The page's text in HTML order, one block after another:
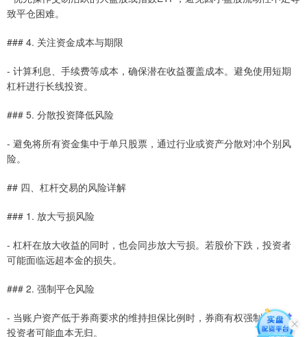
致平仓困难。
### 4. 关注资金成本与期限
- 计算利息、手续费等成本，确保潜在收益覆盖成本。避免使用短期
杠杆进行长线投资。
### 5. 分散投资降低风险
- 避免将所有资金集中于单只股票，通过行业或资产分散对冲个别风
险。
## 四、杠杆交易的风险详解
### 1. 放大亏损风险
- 杠杆在放大收益的同时，也会同步放大亏损。若股价下跌，投资者
可能面临远超本金的损失。
### 2. 强制平仓风险
- 当账户资产低于券商要求的维持担保比例时，券商有权强制平仓，
投资者可能血本无归。